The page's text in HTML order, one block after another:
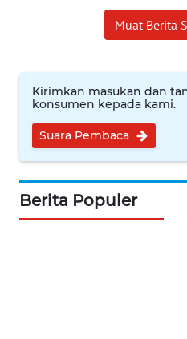
Muat Berita
Kirimkan masukan dan
konsumen kepada kami.
Suara Pembaca
Berita Populer
WN
JATIM
BALI